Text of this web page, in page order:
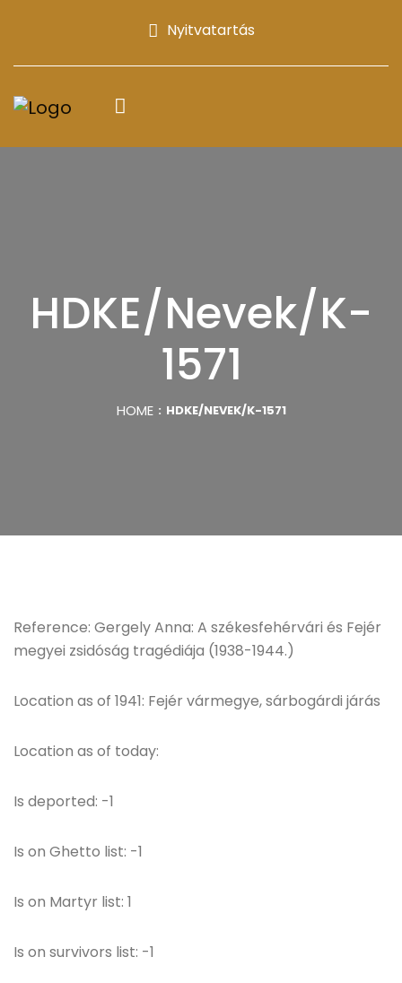
Nyitvatartás
HDKE/Nevek/K-
1571
HOME HDKE/NEVEK/K-1571
Reference: Gergely Anna: A székesfehérvári és Fejér
megyei zsidóság tragédiája (1938-1944.)
Location as of 1941: Fejér vármegye, sárbogárdi járás
Location as of today:
Is deported: -1
Is on Ghetto list: -1
Is on Martyr list: 1
Is on survivors list: -1